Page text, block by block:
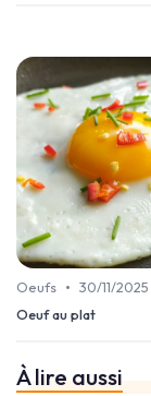
Oeufs • 30/11/2025
Oeuf au plat
À lire aussi